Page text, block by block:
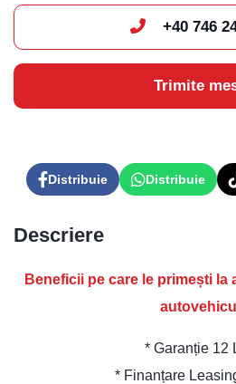
+40 746
Trimite
Distribuie Distribuie
Descriere
Beneficii pe care le primești la
* Garanție 12
* Finanțare